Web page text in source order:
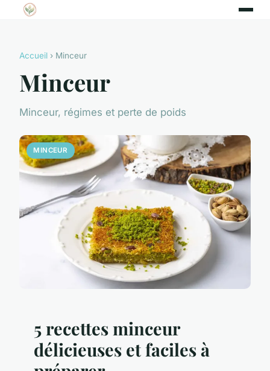
Accueil › Minceur
Minceur
Minceur, régimes et perte de poids
MINCEUR
5 recettes minceur
délicieuses et faciles à